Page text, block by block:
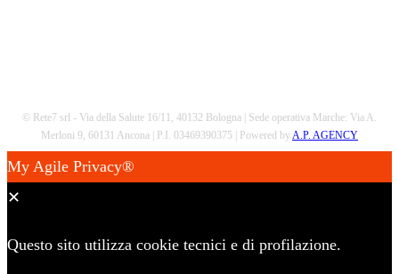
© Rete7 srl - Via della Salute 16/11, 40132 Bologna | Sede operativa Marche: Via A.
Merloni 9, 60131 Ancona | P.I. 03469390375 | Powered by A.P. AGENCY
My Agile Privacy®
✕
Questo sito utilizza cookie tecnici e di profilazione.